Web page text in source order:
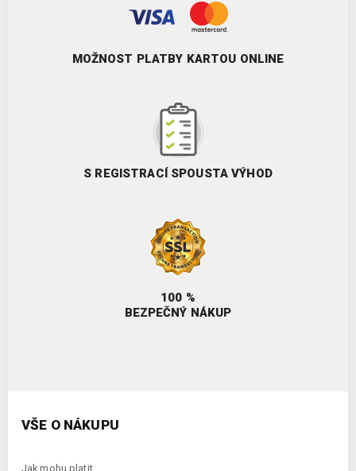
MOŽNOST PLATBY KARTOU ONLINE
S REGISTRACÍ SPOUSTA VÝHOD
100 %
BEZPEČNÝ NÁKUP
VŠE O NÁKUPU
Jak mohu platit